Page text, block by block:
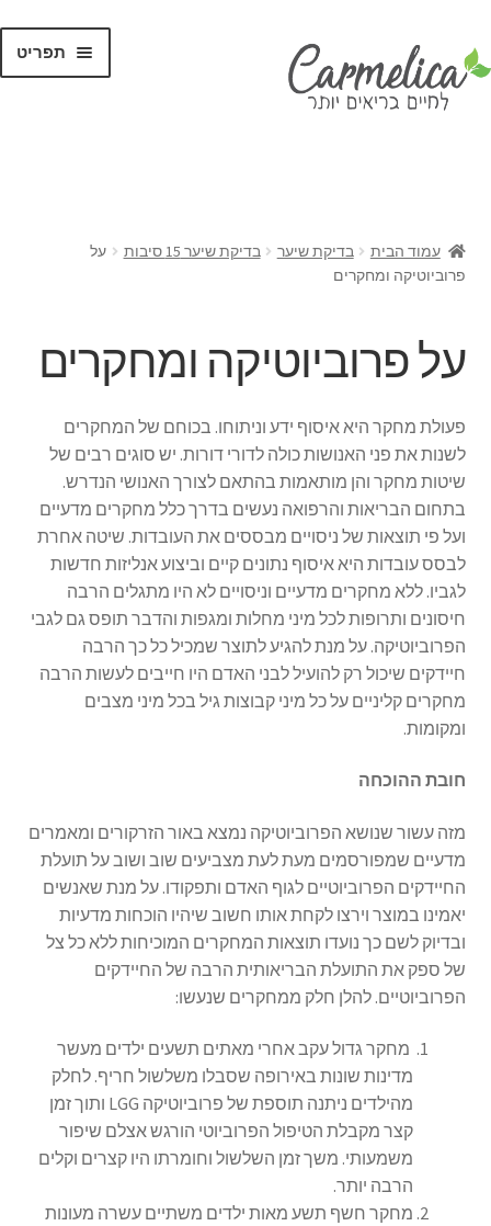
תפריט
עמוד הבית בדיקת שיער בדיקת שיער 15 סיבות
על
פרוביוטיקה ומחקרים
על פרוביוטיקה ומחקרים
פעולת מחקר היא איסוף ידע וניתוחו. בכוחם של המחקרים
לשנות את פני האנושות כולה לדורי דורות. יש סוגים רבים של
שיטות מחקר והן מותאמות בהתאם לצורך האנושי הנדרש.
בתחום הבריאות והרפואה נעשים בדרך כלל מחקרים מדעיים
ועל פי תוצאות של ניסויים מבססים את העובדות. שיטה אחרת
לבסס עובדות היא איסוף נתונים קיים וביצוע אנליזות חדשות
לגביו. ללא מחקרים מדעיים וניסויים לא היו מתגלים הרבה
חיסונים ותרופות לכל מיני מחלות ומגפות והדבר תופס גם לגבי
הפרוביוטיקה. על מנת להגיע לתוצר שמכיל כל כך הרבה
חיידקים שיכול רק להועיל לבני האדם היו חייבים לעשות הרבה
מחקרים קליניים על כל מיני קבוצות גיל בכל מיני מצבים
ומקומות.
חובת ההוכחה
מזה עשור שנושא הפרוביוטיקה נמצא באור הזרקורים ומאמרים
מדעיים שמפורסמים מעת לעת מצביעים שוב ושוב על תועלת
החיידקים הפרוביוטיים לגוף האדם ותפקודו. על מנת שאנשים
יאמינו במוצר וירצו לקחת אותו חשוב שיהיו הוכחות מדעיות
ובדיוק לשם כך נועדו תוצאות המחקרים המוכיחות ללא כל צל
של ספק את התועלת הבריאותית הרבה של החיידקים
הפרוביוטיים. להלן חלק ממחקרים שנעשו:
מחקר גדול עקב אחרי מאתים תשעים ילדים מעשר
מדינות שונות באירופה שסבלו משלשול חריף. לחלק
מהילדים ניתנה תוספת של פרוביוטיקה LGG ותוך זמן
קצר מקבלת הטיפול הפרוביוטי הורגש אצלם שיפור
משמעותי. משך זמן השלשול וחומרתו היו קצרים וקלים
הרבה יותר.
מחקר חשף תשע מאות ילדים משתיים עשרה מעונות